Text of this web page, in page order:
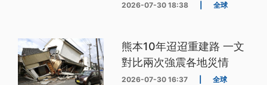
2026-07-30 18:38 全球
熊本10年迢迢重建路 一文
對比兩次強震各地災情
2026-07-30 16:37 全球